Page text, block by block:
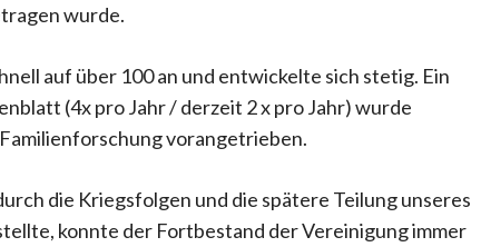
wurde.
auf über 100 an und entwickelte sich stetig. Ein
(4x pro Jahr / derzeit 2 x pro Jahr) wurde
vorangetrieben.
die Kriegsfolgen und die spätere Teilung unseres
konnte der Fortbestand der Vereinigung immer